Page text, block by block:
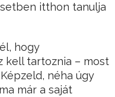
itthon tanulja
hogy
kell tartoznia – most
néha úgy
már a saját